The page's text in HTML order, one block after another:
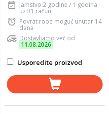
Jamstvo:2 godine / 1 godina
uz R1 račun
Povrat robe moguć unutar 14
dana
Dostavljamo već od
11.08.2026
Usporedite proizvod